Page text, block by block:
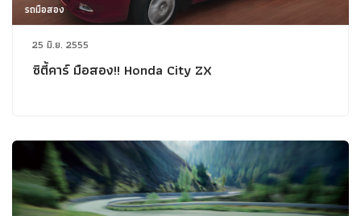
รถมือสอง
25 มิ.ย. 2555
ซิตี้คาร์ มือสอง!! Honda City ZX